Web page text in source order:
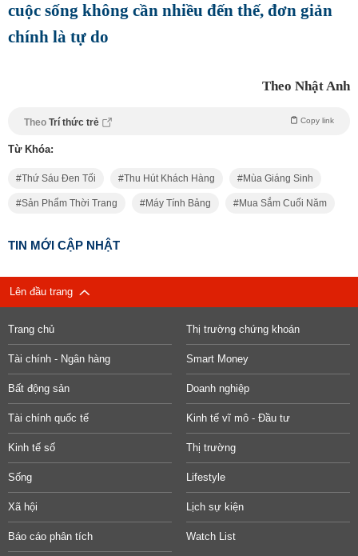
cuộc sống không cần nhiều đến thế, đơn giản
chính là tự do
Theo Nhật Anh
Theo Trí thức trẻ Copy link
Từ Khóa:
Thứ Sáu Đen Tối Thu Hút Khách Hàng Mùa Giáng Sinh
Sản Phẩm Thời Trang Máy Tính Bảng Mua Sắm Cuối Năm
TIN MỚI CẬP NHẬT
Lên đầu trang
Trang chủ Thị trường chứng khoán
Tài chính - Ngân hàng Smart Money
Bất động sản Doanh nghiệp
Tài chính quốc tế Kinh tế vĩ mô - Đầu tư
Kinh tế số Thị trường
Sống Lifestyle
Xã hội Lịch sự kiện
Báo cáo phân tích Watch List